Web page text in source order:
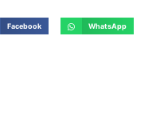
Facebook WhatsApp